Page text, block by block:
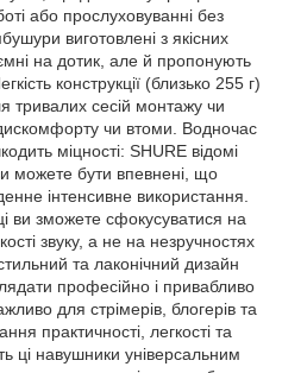
або прослуховуванні без
виготовлені з якісних
на дотик, але й пропонують
конструкції (близько 255 г)
тривалих сесій монтажу чи
чи втоми. Водночас
міцності: SHURE відомі
можете бути впевнені, що
інтенсивне використання.
ви зможете сфокусуватися на
звуку, а не на незручностях
та лаконічний дизайн
професійно і привабливо
для стрімерів, блогерів та
практичності, легкості та
ці навушники універсальним